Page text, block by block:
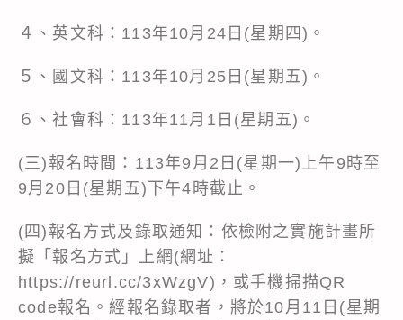
４、英文科：113年10月24日(星期四)。
５、國文科：113年10月25日(星期五)。
６、社會科：113年11月1日(星期五)。
(三)報名時間：113年9月2日(星期一)上午9時至
9月20日(星期五)下午4時截止。
(四)報名方式及錄取通知：依檢附之實施計畫所
擬「報名方式」上網(網址：
https://reurl.cc/3xWzgV)，或手機掃描QR
code報名。經報名錄取者，將於10月11日(星期